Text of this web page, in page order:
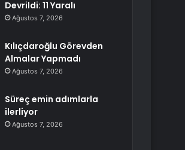
Devrildi: 11 Yaralı
Ağustos 7, 2026
Kılıçdaroğlu Görevden
Almalar Yapmadı
Ağustos 7, 2026
Süreç emin adımlarla
ilerliyor
Ağustos 7, 2026